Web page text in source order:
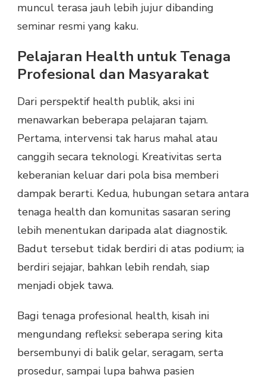
muncul terasa jauh lebih jujur dibanding
seminar resmi yang kaku.
Pelajaran Health untuk Tenaga
Profesional dan Masyarakat
Dari perspektif health publik, aksi ini
menawarkan beberapa pelajaran tajam.
Pertama, intervensi tak harus mahal atau
canggih secara teknologi. Kreativitas serta
keberanian keluar dari pola bisa memberi
dampak berarti. Kedua, hubungan setara antara
tenaga health dan komunitas sasaran sering
lebih menentukan daripada alat diagnostik.
Badut tersebut tidak berdiri di atas podium; ia
berdiri sejajar, bahkan lebih rendah, siap
menjadi objek tawa.
Bagi tenaga profesional health, kisah ini
mengundang refleksi: seberapa sering kita
bersembunyi di balik gelar, seragam, serta
prosedur, sampai lupa bahwa pasien